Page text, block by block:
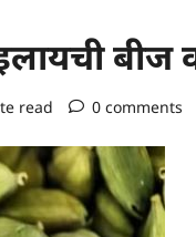
बीज
read 0 comments